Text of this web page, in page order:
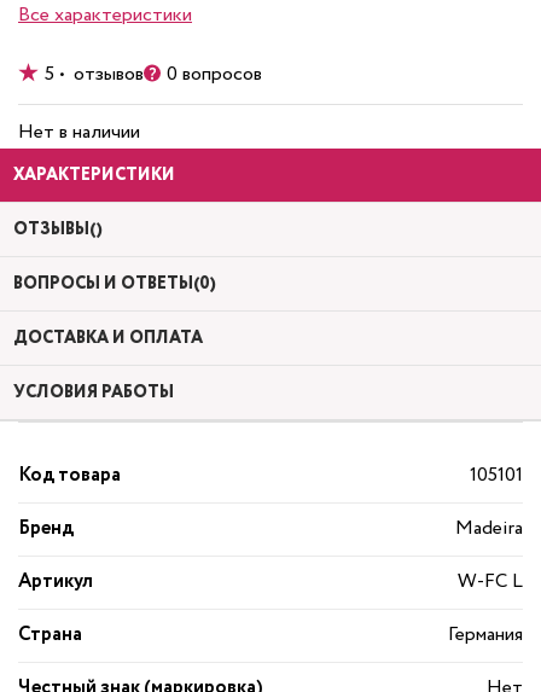
Все характеристики
5 • отзывов 0 вопросов
Нет в наличии
ХАРАКТЕРИСТИКИ
ОТЗЫВЫ()
ВОПРОСЫ И ОТВЕТЫ(0)
ДОСТАВКА И ОПЛАТА
УСЛОВИЯ РАБОТЫ
Код товара
105101
Бренд
Madeira
Артикул
W-FC L
Страна
Германия